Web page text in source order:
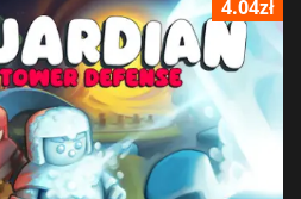
4.04zł